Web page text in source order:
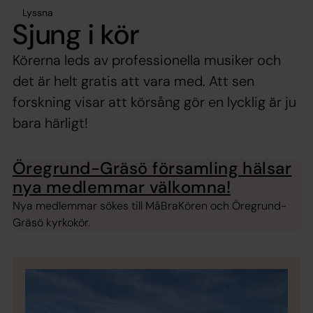
Lyssna
Sjung i kör
Körerna leds av professionella musiker och
det är helt gratis att vara med. Att sen
forskning visar att körsång gör en lycklig är ju
bara härligt!
Öregrund-Gräsö församling hälsar
nya medlemmar välkomna!
Nya medlemmar sökes till MåBraKören och Öregrund-
Gräsö kyrkokör.